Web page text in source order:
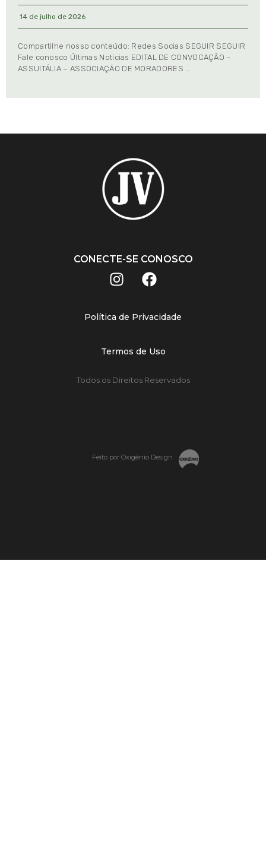
14 de julho de 2026
Compartilhe nosso conteúdo: Redes Socias SEGUIR SEGUIR
Fale conosco Últimas Notícias EDITAL DE CONVOCAÇÃO –
ASSUITÁLIA – ASSOCIAÇÃO DE MORADORES …
CONECTE-SE CONOSCO
Política de Privacidade
Termos de Uso
Todos os Direitos Reservados
Feito por Oxigênio Design